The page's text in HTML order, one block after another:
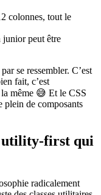
colonnes, tout le
junior peut être
se ressembler. C’est
fait, c’est
même 😅 Et le CSS
plein de composants
utility-first qui
radicalement